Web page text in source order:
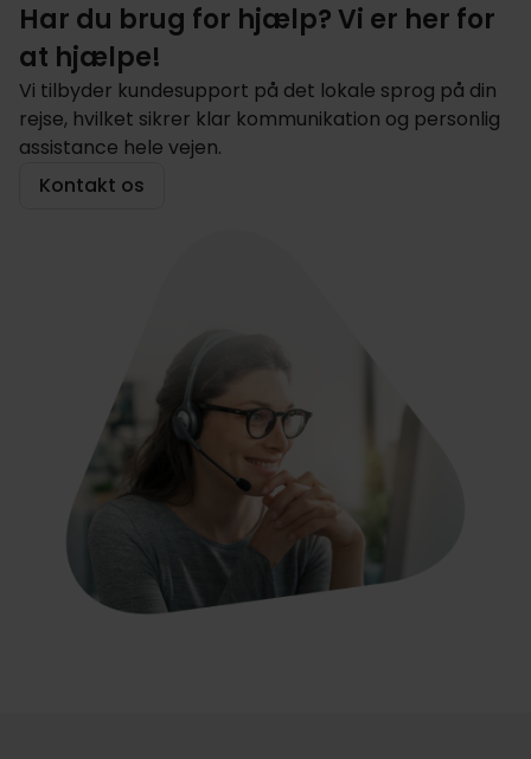
Har du brug for hjælp? Vi er her for
at hjælpe!
Vi tilbyder kundesupport på det lokale sprog på din
rejse, hvilket sikrer klar kommunikation og personlig
assistance hele vejen.
Kontakt os